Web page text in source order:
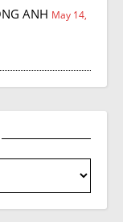
ANH May 14,